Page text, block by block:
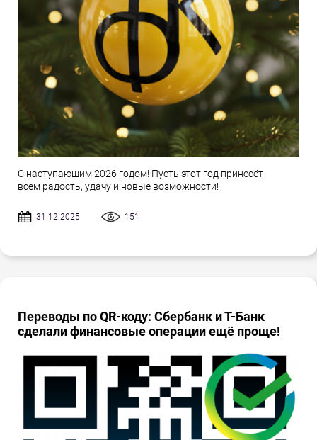
С наступающим 2026 годом! Пусть этот год принесёт
всем радость, удачу и новые возможности!
31.12.2025 151
Переводы по QR-коду: Сбербанк и Т-Банк
сделали финансовые операции ещё проще!